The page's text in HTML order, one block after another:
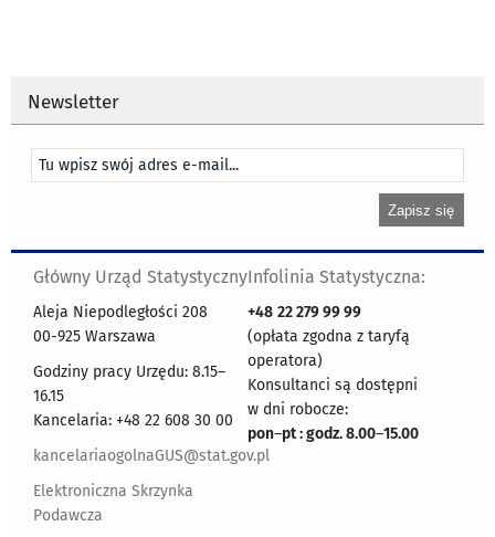
Newsletter
Główny Urząd Statystyczny
Aleja Niepodległości 208
00-925 Warszawa
Godziny pracy Urzędu: 8.15–
16.15
Kancelaria: +48 22 608 30 00
kancelariaogolnaGUS@stat.gov.pl
Elektroniczna Skrzynka
Podawcza
Infolinia Statystyczna:
+48 22 279 99 99
(opłata zgodna z taryfą
operatora)
Konsultanci są dostępni
w dni robocze:
pon–pt : godz. 8.00–15.00